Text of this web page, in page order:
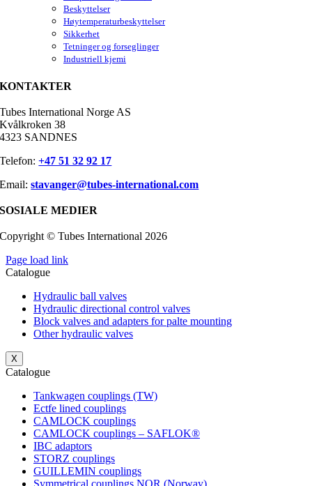
Beskyttelser
Høytemperaturbeskyttelser
Sikkerhet
Tetninger og forseglinger
Industriell kjemi
KONTAKTER
Tubes International Norge AS
Kvålkroken 38
4323 SANDNES
Telefon:+47 51 32 92 17
Email:stavanger@tubes-international.com
SOSIALE MEDIER
Copyright © Tubes International 2026
Page load link
Catalogue
Hydraulic ball valves
Hydraulic directional control valves
Block valves and adapters for palte mounting
Other hydraulic valves
X
Catalogue
Tankwagen couplings (TW)
Ectfe lined couplings
CAMLOCK couplings
CAMLOCK couplings – SAFLOK®
IBC adaptors
STORZ couplings
GUILLEMIN couplings